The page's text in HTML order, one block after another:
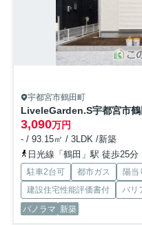
宇都宮市鶴田町
LiveleGarden.S宇都宮市
3,090万円
- / 93.15㎡ / 3LDK /新築
日光線「鶴田」駅 徒歩25分
駐車2台可 都市ガス 陽当
建設住宅性能評価書付
バリ
パノラマ 新築